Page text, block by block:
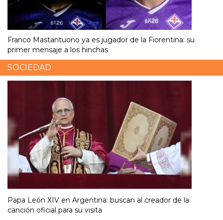
Franco Mastantuono ya es jugador de la Fiorentina: su
primer mensaje a los hinchas
SOCIEDAD
Papa León XIV en Argentina: buscan al creador de la
canción oficial para su visita